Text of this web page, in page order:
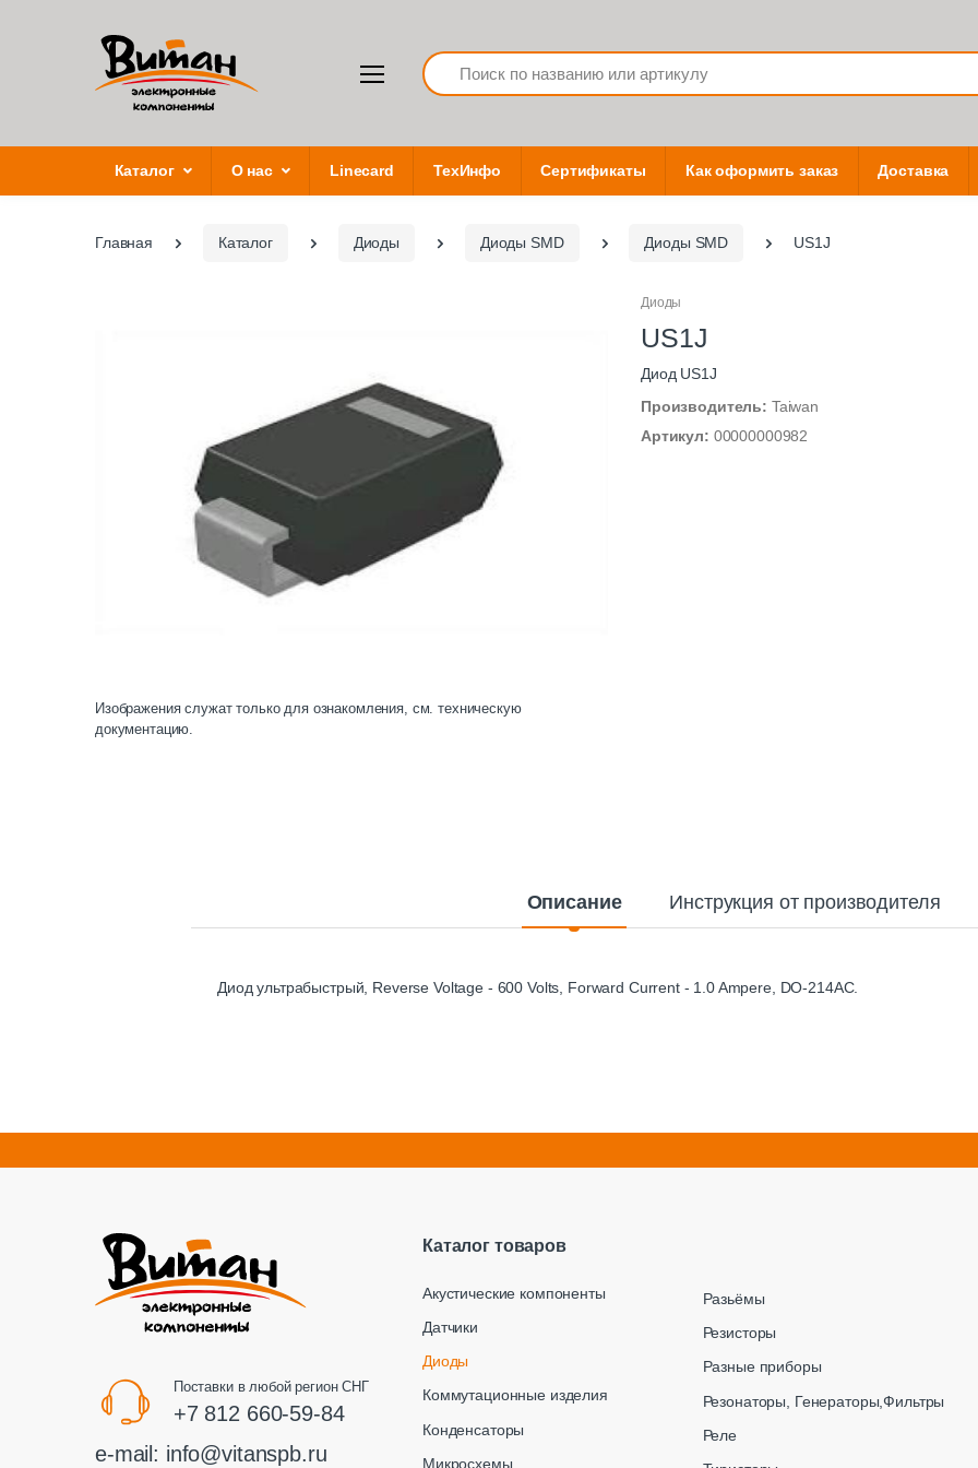
Search
Каталог О нас Linecard ТехИнфо Сертификаты Как оформить заказ Доставка
Главная Каталог Диоды Диоды SMD Диоды SMD US1J
Изображения служат только для ознакомления, см. техническую
документацию.
Диоды
US1J
Диод US1J
Производитель: Taiwan
Артикул: 00000000982
Описание Инструкция от производителя
Диод ультрабыстрый, Reverse Voltage - 600 Volts, Forward Current - 1.0 Ampere, DO-214AC.
Поставки в любой регион СНГ
+7 812 660-59-84
e-mail: info@vitanspb.ru
Каталог товаров
Акустические компоненты
Датчики
Диоды
Коммутационные изделия
Конденсаторы
Микросхемы
Разьёмы
Резисторы
Разные приборы
Резонаторы, Генераторы,Фильтры
Реле